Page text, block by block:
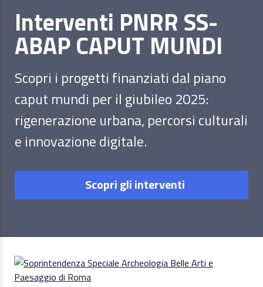
Interventi PNRR SS-
ABAP CAPUT MUNDI
Scopri i progetti finanziati dal piano
caput mundi per il giubileo 2025:
rigenerazione urbana, percorsi culturali
e innovazione digitale.
Scopri gli interventi